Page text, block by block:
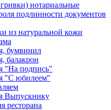
нотариальные
подлинности документов
из натуральной кожи
бумвинил
балакрон
"На подпись"
"C юбилеем"
Выпускнику
ресторана